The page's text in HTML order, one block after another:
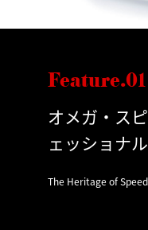
Feature.01
オメガ・ス
ェッショナ
The Heritage of